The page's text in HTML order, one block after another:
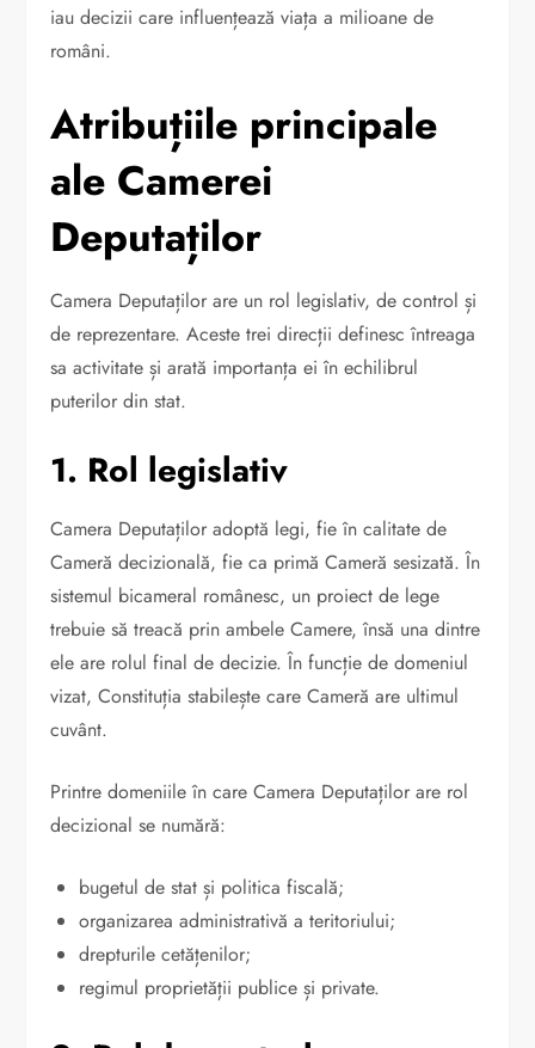
iau decizii care influențează viața a milioane de
români.
Atribuțiile principale
ale Camerei
Deputaților
Camera Deputaților are un rol legislativ, de control și
de reprezentare. Aceste trei direcții definesc întreaga
sa activitate și arată importanța ei în echilibrul
puterilor din stat.
1. Rol legislativ
Camera Deputaților adoptă legi, fie în calitate de
Cameră decizională, fie ca primă Cameră sesizată. În
sistemul bicameral românesc, un proiect de lege
trebuie să treacă prin ambele Camere, însă una dintre
ele are rolul final de decizie. În funcție de domeniul
vizat, Constituția stabilește care Cameră are ultimul
cuvânt.
Printre domeniile în care Camera Deputaților are rol
decizional se numără:
bugetul de stat și politica fiscală;
organizarea administrativă a teritoriului;
drepturile cetățenilor;
regimul proprietății publice și private.